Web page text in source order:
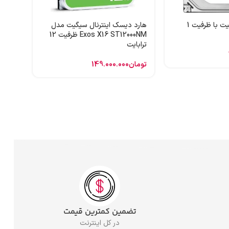
هارد اینترنال سیگیت با ظرفیت 1
هارد دیسک اینترنال سیگیت مدل
Exos X16 ST12000NM ظرفیت 12
ترابایت
تومان149.000.000
تضمین کمترین قیمت
در کل اینترنت